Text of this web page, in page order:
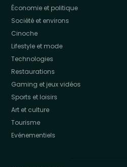
Économie et politique
Société et environs
Cinoche
Lifestyle et mode
Technologies
Restaurations
Gaming et jeux vidéos
Sports et loisirs
Art et culture
Tourisme
Evénementiels